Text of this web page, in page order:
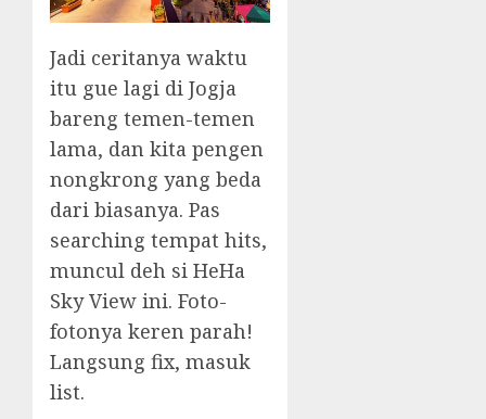
Jadi ceritanya waktu
itu gue lagi di Jogja
bareng temen-temen
lama, dan kita pengen
nongkrong yang beda
dari biasanya. Pas
searching tempat hits,
muncul deh si HeHa
Sky View ini. Foto-
fotonya keren parah!
Langsung fix, masuk
list.